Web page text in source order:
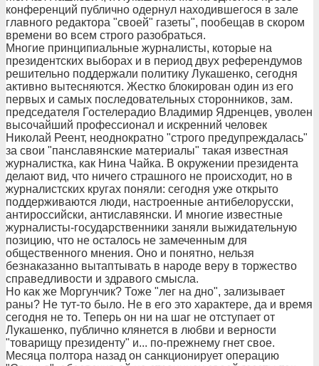
конференций публично одернул находившегося в зале
главного редактора "своей" газеты", пообещав в скором
времени во всем строго разобраться.
Многие принципиальные журналисты, которые на
президентских выборах и в период двух референдумов
решительно поддержали политику Лукашенко, сегодня
активно вытесняются. Жестко блокирован один из его
первых и самых последовательных сторонников, зам.
председателя Гостелерадио Владимир Ядренцев, уволен
высочайший профессионал и искренний человек
Николай Реент, неоднократно "строго предупреждалась"
за свои "панславянские материалы" такая известная
журналистка, как Нина Чайка. В окружении президента
делают вид, что ничего страшного не происходит, но в
журналистских кругах поняли: сегодня уже открыто
поддерживаются люди, настроенные антибелорусски,
антироссийски, антиславянски. И многие известные
журналисты-государственники заняли выжидательную
позицию, что не осталось не замеченным для
общественного мнения. Оно и понятно, нельзя
безнаказанно вытаптывать в народе веру в торжество
справедливости и здравого смысла.
Но как же Моргунчик? Тоже "лег на дно", зализывает
раны? Не тут-то было. Не в его это характере, да и время
сегодня не то. Теперь он ни на шаг не отступает от
Лукашенко, публично клянется в любви и верности
"товарищу президенту" и... по-прежнему гнет свое.
Месяца полтора назад он санкционирует операцию